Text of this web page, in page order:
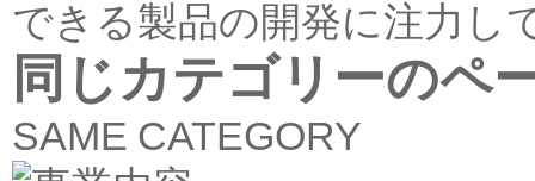
できる製品の開発に注力し
同じカテゴリーのペ
SAME CATEGORY